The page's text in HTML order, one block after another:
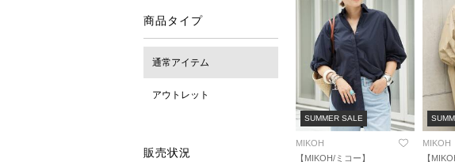
商品タイプ
通常アイテム
アウトレット
販売状況
SUMMER SALE
MIKOH
【MIKOH/ミコー】
MIKOH
【